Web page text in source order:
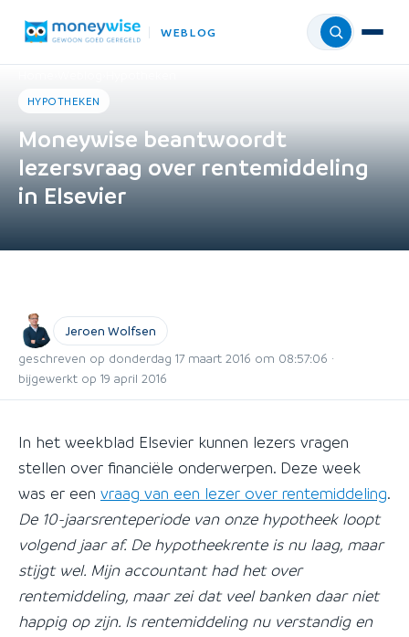
WEBLOG Menu
HYPOTHEKEN
Moneywise beantwoordt
lezersvraag over rentemiddeling
in Elsevier
Jeroen Wolfsen
geschreven op donderdag 17 maart 2016 om 08:57:06 ·
bijgewerkt op 19 april 2016
In het weekblad Elsevier kunnen lezers vragen
stellen over financiële onderwerpen. Deze week
was er een vraag van een lezer over rentemiddeling.
De 10-jaarsrenteperiode van onze hypotheek loopt
volgend jaar af. De hypotheekrente is nu laag, maar
stijgt wel. Mijn accountant had het over
rentemiddeling, maar zei dat veel banken daar niet
happig op zijn. Is rentemiddeling nu verstandig en